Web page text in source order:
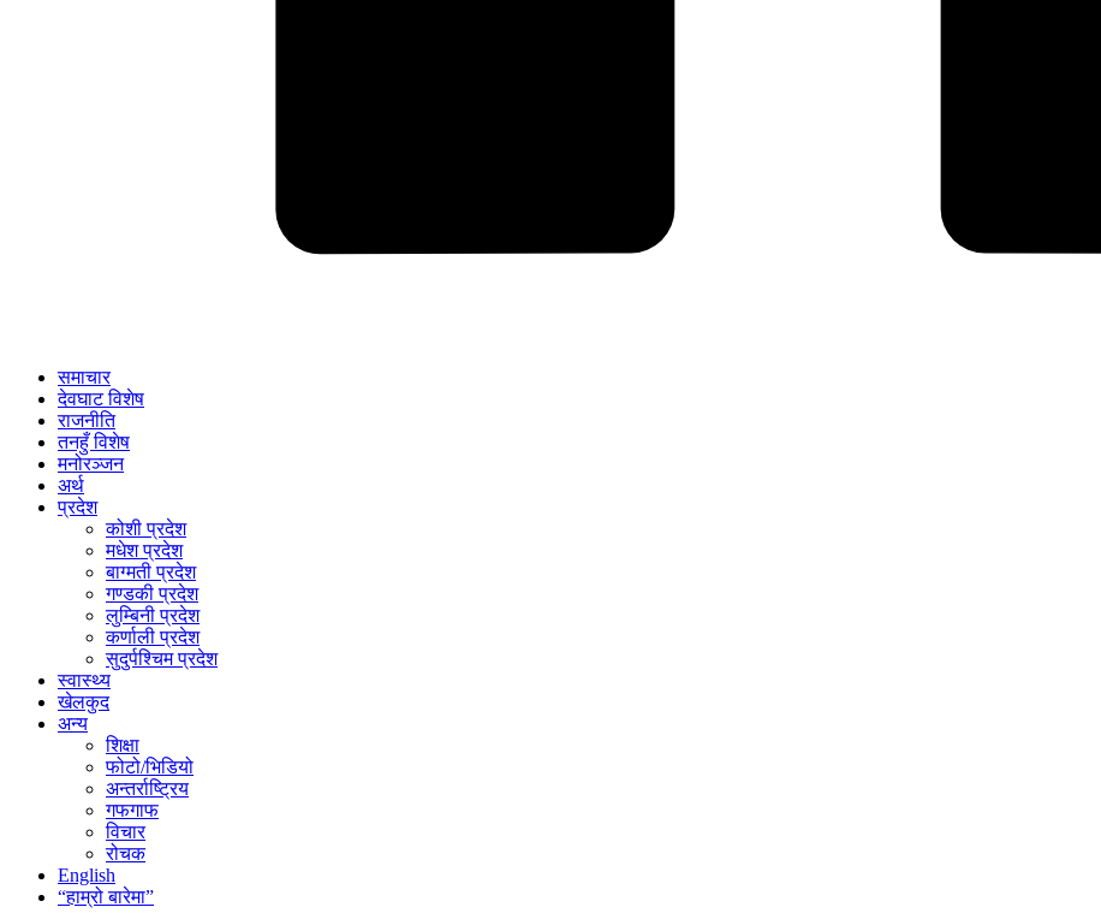
समाचार
देवघाट विशेष
राजनीति
तनहुँ विशेष
मनोरञ्जन
अर्थ
प्रदेश
कोशी प्रदेश
मधेश प्रदेश
बाग्मती प्रदेश
गण्डकी प्रदेश
लुम्बिनी प्रदेश
कर्णाली प्रदेश
सुदुर्पश्चिम प्रदेश
स्वास्थ्य
खेलकुद
अन्य
शिक्षा
फोटो/भिडियो
अन्तर्राष्ट्रिय
गफगाफ
विचार
रोचक
English
“हाम्रो बारेमा”